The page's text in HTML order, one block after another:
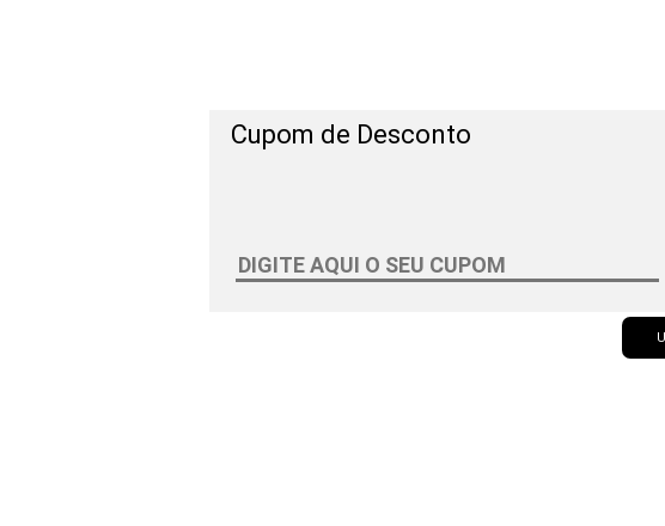
Cupom de Desconto